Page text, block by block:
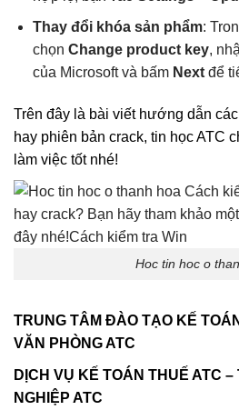
Thay đổi khóa sản phẩm:
chọn Change product key,
của Microsoft và bấm Nextđể
Trên đây là bài viết hướng dẫn
hay phiên bản crack, tin học ATC
làm việc tốt nhé!
Hoc tin hoc o
TRUNG TÂM ĐÀO TẠO KẾ
VĂN PHÒNG ATC
DỊCH VỤ KẾ TOÁN THUẾ ATC
NGHIỆP ATC